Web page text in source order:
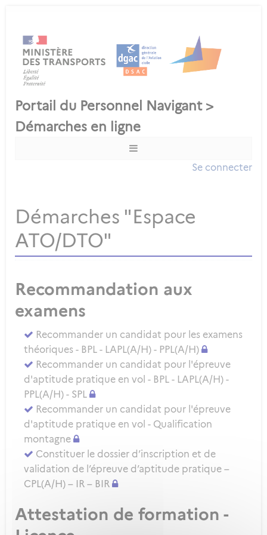
Se connecter
Démarches "Espace
ATO/DTO"
Recommandation aux
examens
Recommander un candidat pour les examens
théoriques - BPL - LAPL(A/H) - PPL(A/H)
Recommander un candidat pour l'épreuve
d'aptitude pratique en vol - BPL - LAPL(A/H) -
PPL(A/H) - SPL
Recommander un candidat pour l'épreuve
d'aptitude pratique en vol - Qualification
montagne
Constituer le dossier d’inscription et de
validation de l’épreuve d’aptitude pratique –
CPL(A/H) – IR – BIR
Attestation de formation -